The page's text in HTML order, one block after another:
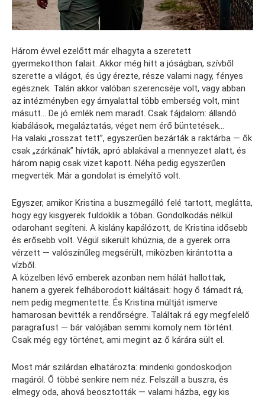
Három évvel ezelőtt már elhagyta a szeretett
gyermekotthon falait. Akkor még hitt a jóságban, szívből
szerette a világot, és úgy érezte, része valami nagy, fényes
egésznek. Talán akkor valóban szerencséje volt, vagy abban
az intézményben egy árnyalattal több emberség volt, mint
másutt… De jó emlék nem maradt. Csak fájdalom: állandó
kiabálások, megaláztatás, véget nem érő büntetések…
Ha valaki „rosszat tett”, egyszerűen bezárták a raktárba — ők
csak „zárkának” hívták, apró ablakával a mennyezet alatt, és
három napig csak vizet kapott. Néha pedig egyszerűen
megverték. Már a gondolat is émelyítő volt.
Egyszer, amikor Kristina a buszmegálló felé tartott, meglátta,
hogy egy kisgyerek fuldoklik a tóban. Gondolkodás nélkül
odarohant segíteni. A kislány kapálózott, de Kristina idősebb
és erősebb volt. Végül sikerült kihúznia, de a gyerek orra
vérzett — valószínűleg megsérült, miközben kirántotta a
vízből.
A közelben lévő emberek azonban nem hálát hallottak,
hanem a gyerek felháborodott kiáltásait: hogy ő támadt rá,
nem pedig megmentette. És Kristina múltját ismerve
hamarosan bevitték a rendőrségre. Találtak rá egy megfelelő
paragrafust — bár valójában semmi komoly nem történt.
Csak még egy történet, ami megint az ő kárára sült el.
Most már szilárdan elhatározta: mindenki gondoskodjon
magáról. Ő többé senkire nem néz. Felszáll a buszra, és
elmegy oda, ahová beosztották — valami házba, egy kis